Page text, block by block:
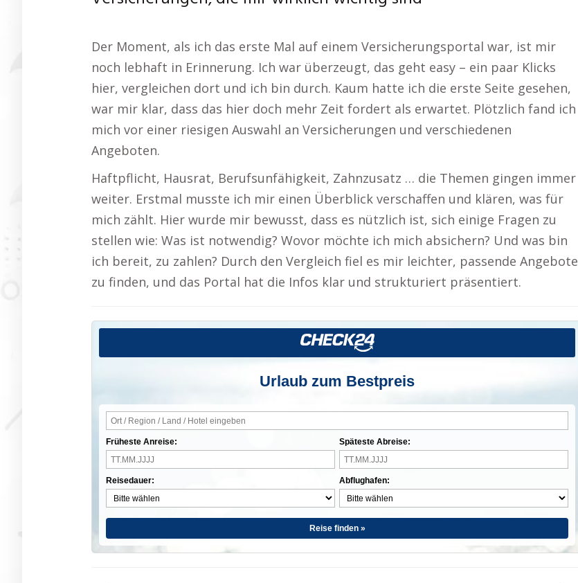
Der Moment, als ich das erste Mal auf einem Versicherungsportal war, ist mir
noch lebhaft in Erinnerung. Ich war überzeugt, das geht easy – ein paar Klicks
hier, vergleichen dort und ich bin durch. Kaum hatte ich die erste Seite gesehen,
war mir klar, dass das hier doch mehr Zeit fordert als erwartet. Plötzlich fand ich
mich vor einer riesigen Auswahl an Versicherungen und verschiedenen
Angeboten.
Haftpflicht, Hausrat, Berufsunfähigkeit, Zahnzusatz … die Themen gingen immer
weiter. Erstmal musste ich mir einen Überblick verschaffen und klären, was für
mich zählt. Hier wurde mir bewusst, dass es nützlich ist, sich einige Fragen zu
stellen wie: Was ist notwendig? Wovor möchte ich mich absichern? Und was bin
ich bereit, zu zahlen? Durch den Vergleich fiel es mir leichter, passende Angebote
zu finden, und das Portal hat die Infos klar und strukturiert präsentiert.
Urlaub zum Bestpreis
Früheste Anreise:
Reisedauer:
Späteste Abreise:
Abflughafen:
Reise finden »